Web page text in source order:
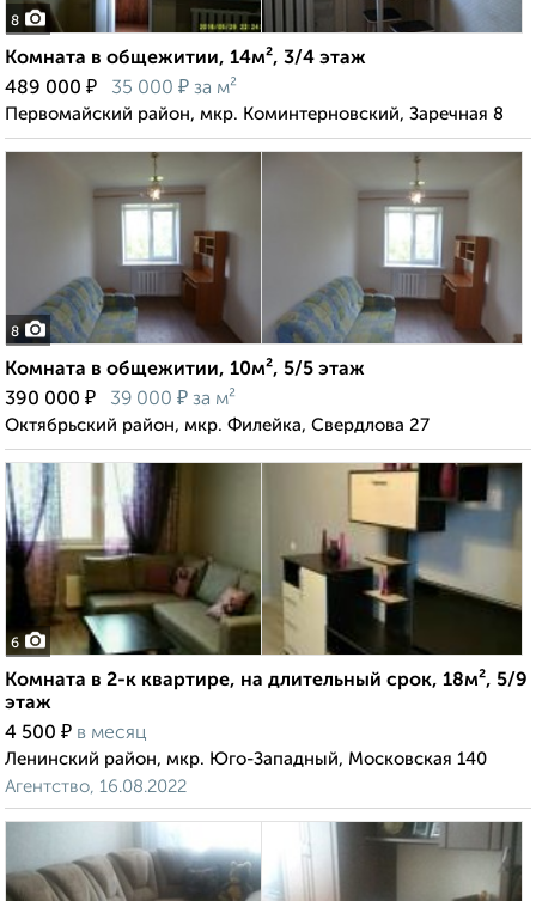
8
Комната в общежитии, 14м², 3/4 этаж
489 000 ₽ 35 000 ₽ за м²
Первомайский район, мкр. Коминтерновский, Заречная 8
8
Комната в общежитии, 10м², 5/5 этаж
390 000 ₽ 39 000 ₽ за м²
Октябрьский район, мкр. Филейка, Свердлова 27
6
Комната в 2-к квартире, на длительный срок, 18м², 5/9
этаж
4 500 ₽ в месяц
Ленинский район, мкр. Юго-Западный, Московская 140
Агентство, 16.08.2022